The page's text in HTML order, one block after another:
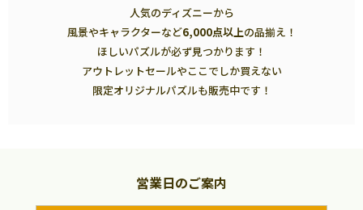
人気のディズニーから
風景やキャラクターなど6,000点以上の品揃え！
ほしいパズルが必ず見つかります！
アウトレットセールやここでしか買えない
限定オリジナルパズルも販売中です！
営業日のご案内